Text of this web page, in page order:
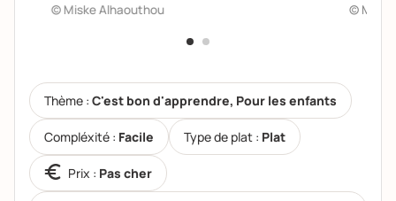
© Miske Alhaouthou ©
Thème : C'est bon d'apprendre, Pour les enfants
Compléxité : Facile Type de plat : Plat
Prix : Pas cher